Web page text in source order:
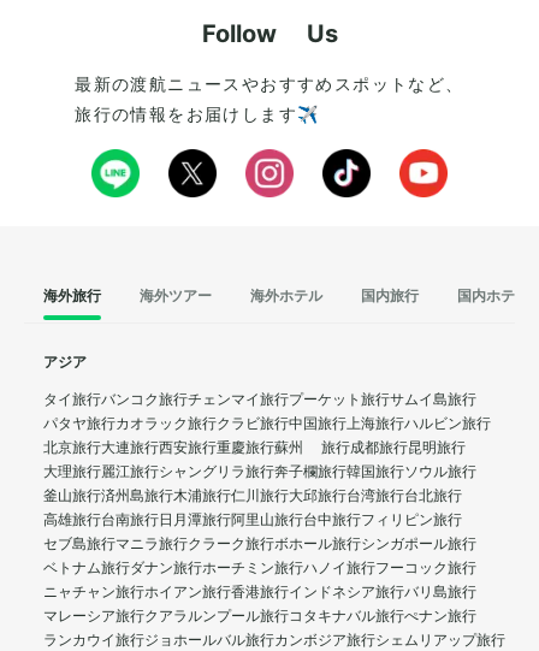
Follow Us
最新の渡航ニュースやおすすめスポットなど、
旅行の情報をお届けします✈️
海外旅行 海外ツアー 海外ホテル 国内旅行 国内ホテル
アジア
タイ旅行バンコク旅行チェンマイ旅行プーケット旅行サムイ島旅行
パタヤ旅行カオラック旅行クラビ旅行中国旅行上海旅行ハルビン旅行
北京旅行大連旅行西安旅行重慶旅行蘇州 旅行成都旅行昆明旅行
大理旅行麗江旅行シャングリラ旅行奔子欄旅行韓国旅行ソウル旅行
釜山旅行済州島旅行木浦旅行仁川旅行大邱旅行台湾旅行台北旅行
高雄旅行台南旅行日月潭旅行阿里山旅行台中旅行フィリピン旅行
セブ島旅行マニラ旅行クラーク旅行ボホール旅行シンガポール旅行
ベトナム旅行ダナン旅行ホーチミン旅行ハノイ旅行フーコック旅行
ニャチャン旅行ホイアン旅行香港旅行インドネシア旅行バリ島旅行
マレーシア旅行クアラルンプール旅行コタキナバル旅行ぺナン旅行
ランカウイ旅行ジョホールバル旅行カンボジア旅行シェムリアップ旅行